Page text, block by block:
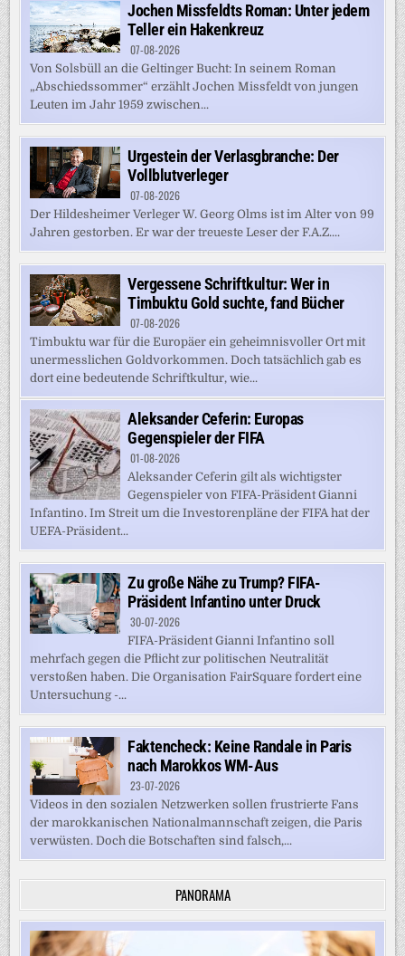
Jochen Missfeldts Roman: Unter jedem
Teller ein Hakenkreuz
07-08-2026
Von Solsbüll an die Geltinger Bucht: In seinem Roman
„Abschiedssommer“ erzählt Jochen Missfeldt von jungen
Leuten im Jahr 1959 zwischen...
Urgestein der Verlasgbranche: Der
Vollblutverleger
07-08-2026
Der Hildesheimer Verleger W. Georg Olms ist im Alter von 99
Jahren gestorben. Er war der treueste Leser der F.A.Z....
Vergessene Schriftkultur: Wer in
Timbuktu Gold suchte, fand Bücher
07-08-2026
Timbuktu war für die Europäer ein geheimnisvoller Ort mit
unermesslichen Goldvorkommen. Doch tatsächlich gab es
dort eine bedeutende Schriftkultur, wie...
Aleksander Ceferin: Europas
Gegenspieler der FIFA
01-08-2026
Aleksander Ceferin gilt als wichtigster
Gegenspieler von FIFA-Präsident Gianni
Infantino. Im Streit um die Investorenpläne der FIFA hat der
UEFA-Präsident...
Zu große Nähe zu Trump? FIFA-
Präsident Infantino unter Druck
30-07-2026
FIFA-Präsident Gianni Infantino soll
mehrfach gegen die Pflicht zur politischen Neutralität
verstoßen haben. Die Organisation FairSquare fordert eine
Untersuchung -...
Faktencheck: Keine Randale in Paris
nach Marokkos WM-Aus
23-07-2026
Videos in den sozialen Netzwerken sollen frustrierte Fans
der marokkanischen Nationalmannschaft zeigen, die Paris
verwüsten. Doch die Botschaften sind falsch,...
PANORAMA